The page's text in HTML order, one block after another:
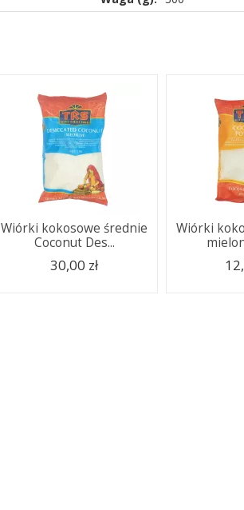
Wiórki kokosowe średnie
Coconut Des...
30,00 zł
Wiórki